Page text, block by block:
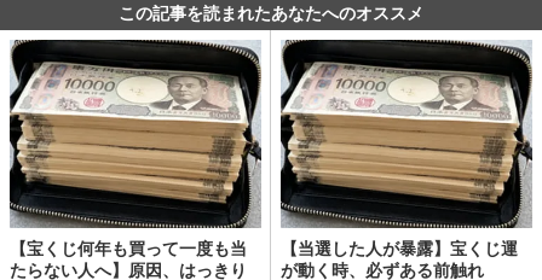
この記事を読まれたあなたへのオススメ
【宝くじ何年も買って一度も当
たらない人へ】原因、はっきり
【当選した人が暴露】宝くじ運
が動く時、必ずある前触れ